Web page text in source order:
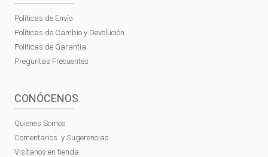
Políticas de Envío
Políticas de Cambio y Devolución
Políticas de Garantía
Preguntas Frecuentes
CONÓCENOS
Quienes Somos
Comentarios y Sugerencias
Visítanos en tienda